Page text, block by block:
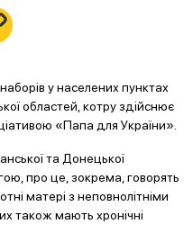
у населених пунктах
областей, котру здійснює
«Папа для України».
та Донецької
про це, зокрема, говорять
матері з неповнолітніми
також мають хронічні